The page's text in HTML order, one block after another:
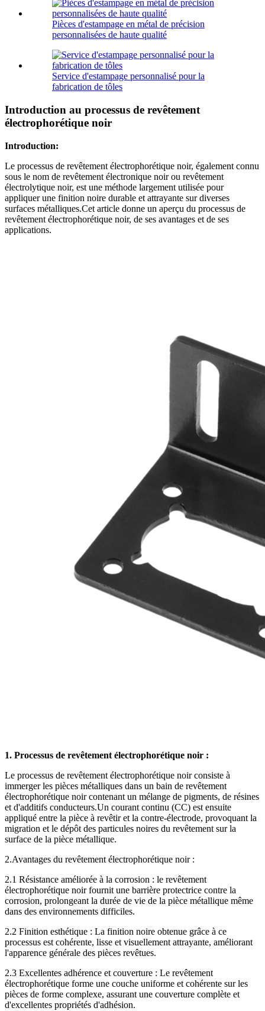
Pièces d'estampage en métal de précision
personnalisées de haute qualité
Service d'estampage personnalisé pour la
fabrication de tôles
Introduction au processus de revêtement
électrophorétique noir
Introduction:
Le processus de revêtement électrophorétique noir, également connu
sous le nom de revêtement électronique noir ou revêtement
électrolytique noir, est une méthode largement utilisée pour
appliquer une finition noire durable et attrayante sur diverses
surfaces métalliques.Cet article donne un aperçu du processus de
revêtement électrophorétique noir, de ses avantages et de ses
applications.
1. Processus de revêtement électrophorétique noir :
Le processus de revêtement électrophorétique noir consiste à
immerger les pièces métalliques dans un bain de revêtement
électrophorétique noir contenant un mélange de pigments, de résines
et d'additifs conducteurs.Un courant continu (CC) est ensuite
appliqué entre la pièce à revêtir et la contre-électrode, provoquant la
migration et le dépôt des particules noires du revêtement sur la
surface de la pièce métallique.
2.Avantages du revêtement électrophorétique noir :
2.1 Résistance améliorée à la corrosion : le revêtement
électrophorétique noir fournit une barrière protectrice contre la
corrosion, prolongeant la durée de vie de la pièce métallique même
dans des environnements difficiles.
2.2 Finition esthétique : La finition noire obtenue grâce à ce
processus est cohérente, lisse et visuellement attrayante, améliorant
l'apparence générale des pièces revêtues.
2.3 Excellentes adhérence et couverture : Le revêtement
électrophorétique forme une couche uniforme et cohérente sur les
pièces de forme complexe, assurant une couverture complète et
d'excellentes propriétés d'adhésion.